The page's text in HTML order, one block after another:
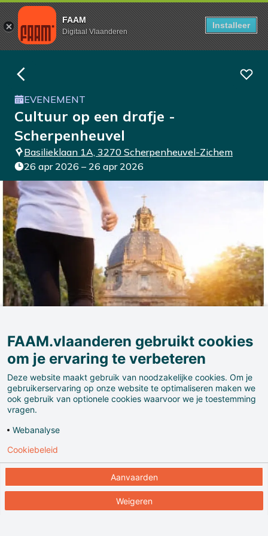
FAAM
Digitaal Vlaanderen
Installeer
EVENEMENT
Cultuur op een drafje -
Scherpenheuvel
Basilieklaan 1A, 3270 Scherpenheuvel-Zichem
26 apr 2026 – 26 apr 2026
Laat je begeleiden door onze gids op een toeristische
stadsloop.
Vereiste is met korte pauzes minimum de afstand
FAAM.vlaanderen gebruikt cookies
om je ervaring te verbeteren
Deze website maakt gebruik van noodzakelijke cookies. Om je
gebruikerservaring op onze website te optimaliseren maken we
ook gebruik van optionele cookies waarvoor we je toestemming
vragen.
Webanalyse
Aanvaarden
Weigeren
Cookiebeleid